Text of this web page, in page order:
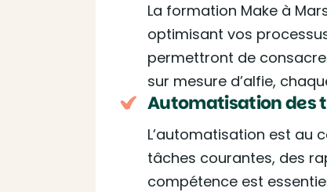
La formation Make à
optimisant vos
permettront de
sur mesure d’alfie,
Automatisation des
L’automatisation est au
tâches courantes, des
compétence est